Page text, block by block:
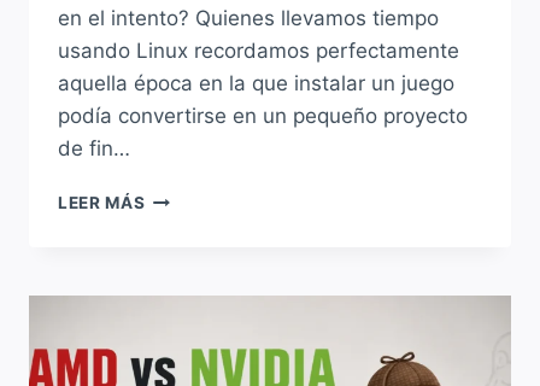
en el intento? Quienes llevamos tiempo
usando Linux recordamos perfectamente
aquella época en la que instalar un juego
podía convertirse en un pequeño proyecto
de fin…
LEER MÁS GAMING
VS
PARA
STEAM,